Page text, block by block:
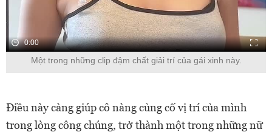
0:00
Một trong những clip đậm chất giải trí của gái xinh này.
Điều này càng giúp cô nàng củng cố vị trí của mình
trong lòng công chúng, trở thành một trong những nữ